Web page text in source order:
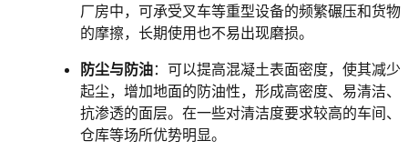
p://
w
w
w.
w
3.
p://
w
w
w.
w
3.
厂房中，可承受叉车等重型设备的频繁碾压和货物
的摩擦，长期使用也不易出现磨损。
防尘与防油：可以提高混凝土表面密度，使其减少
起尘，增加地面的防油性，形成高密度、易清洁、
抗渗透的面层。在一些对清洁度要求较高的车间、
仓库等场所优势明显。